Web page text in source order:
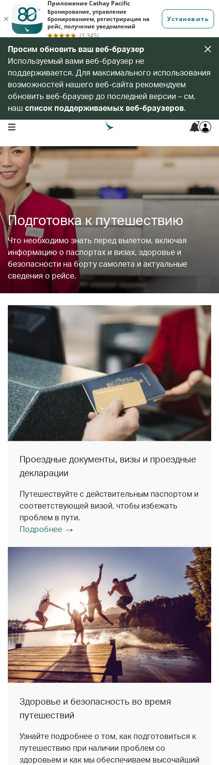
Просим обновить ваш веб-браузер
Используемый вами веб-браузер не
поддерживается. Для максимального использования
возможностей нашего веб-сайта рекомендуем
обновить веб-браузер до последней версии – см.
наш список поддерживаемых веб-браузеров.
open navigation menu 7
Подготовка к путешествию
Что необходимо знать перед вылетом, включая
информацию о паспортах и визах, здоровье и
безопасности на борту самолета и актуальные
сведения о рейсе.
Проездные документы, визы и проездные
декларации
Путешествуйте с действительным паспортом и
соответствующей визой, чтобы избежать
проблем в пути.
Подробнее
Здоровье и безопасность во время
путешествий
Узнайте подробнее о том, как подготовиться к
путешествию при наличии проблем со
здоровьем и как мы обеспечиваем высочайший